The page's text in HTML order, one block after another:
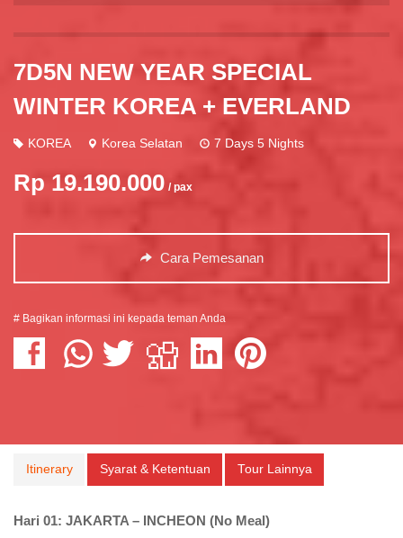
7D5N NEW YEAR SPECIAL
WINTER KOREA + EVERLAND
KOREA Korea Selatan 7 Days 5 Nights
Rp 19.190.000 / pax
Cara Pemesanan
# Bagikan informasi ini kepada teman Anda
Itinerary Syarat & Ketentuan Tour Lainnya
Hari 01: JAKARTA – INCHEON (No Meal)